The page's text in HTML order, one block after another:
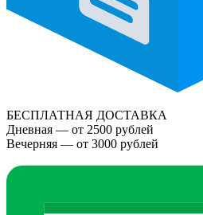
БЕСПЛАТНАЯ ДОСТАВКА
Дневная — от 2500 рублей
Вечерняя — от 3000 рублей